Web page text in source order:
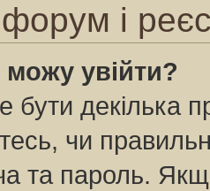
і
увійти?
бути декілька
чи
та пароль.